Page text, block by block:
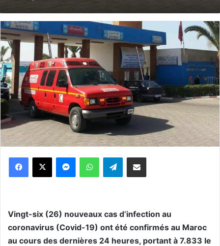
WhatsApp Telegram
Vingt-six (26) nouveaux cas d’infection au
coronavirus (Covid-19) ont été confirmés au Maroc
au cours des dernières 24 heures, portant à 7.833 le